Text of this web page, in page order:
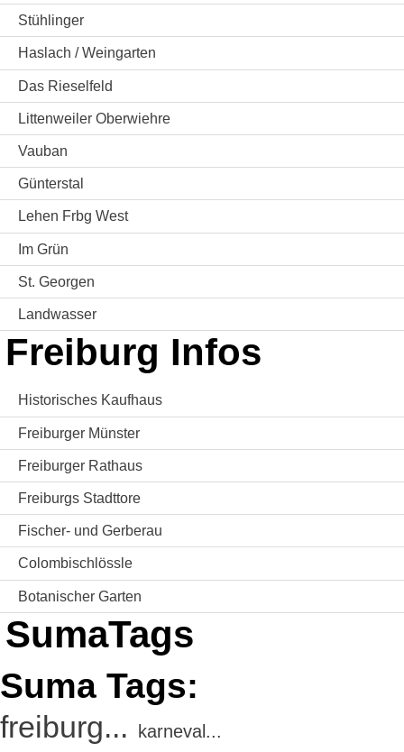
Stühlinger
Haslach / Weingarten
Das Rieselfeld
Littenweiler Oberwiehre
Vauban
Günterstal
Lehen Frbg West
Im Grün
St. Georgen
Landwasser
Freiburg Infos
Historisches Kaufhaus
Freiburger Münster
Freiburger Rathaus
Freiburgs Stadttore
Fischer- und Gerberau
Colombischlössle
Botanischer Garten
SumaTags
Suma Tags:
freiburg... karneval...